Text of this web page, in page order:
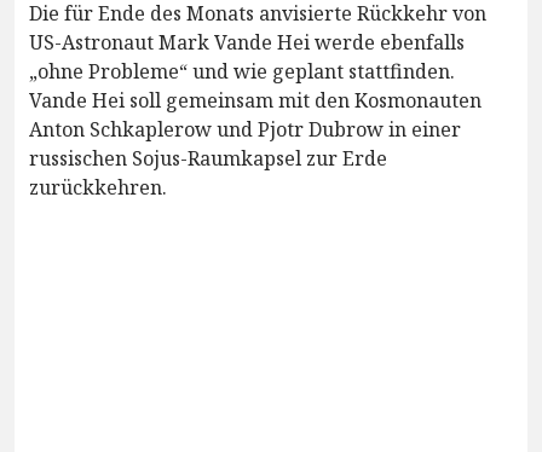
Die für Ende des Monats anvisierte Rückkehr von
US-Astronaut Mark Vande Hei werde ebenfalls
„ohne Probleme“ und wie geplant stattfinden.
Vande Hei soll gemeinsam mit den Kosmonauten
Anton Schkaplerow und Pjotr Dubrow in einer
russischen Sojus-Raumkapsel zur Erde
zurückkehren.